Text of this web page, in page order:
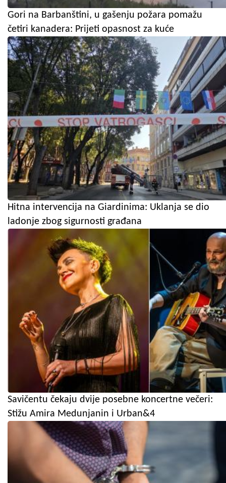
Gori na Barbanštini, u gašenju požara pomažu
četiri kanadera: Prijeti opasnost za kuće
Hitna intervencija na Giardinima: Uklanja se dio
ladonje zbog sigurnosti građana
Savičentu čekaju dvije posebne koncertne večeri:
Stižu Amira Medunjanin i Urban&4